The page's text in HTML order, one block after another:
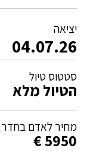
יציאה
04.07.26
סטטוס טיול
הטיול מלא
מחיר לאדם בחדר
5950 €